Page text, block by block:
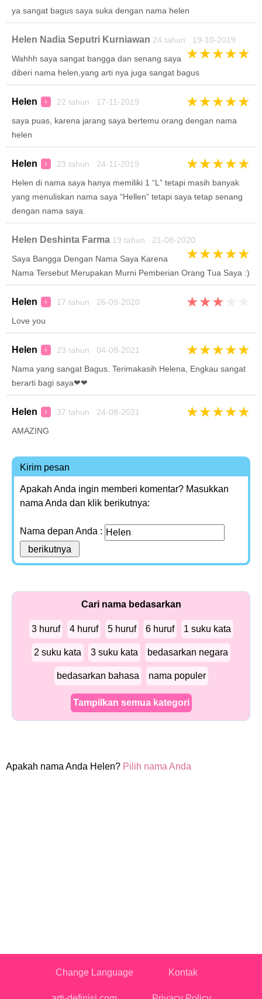
ya sangat bagus saya suka dengan nama helen
Helen Nadia Seputri Kurniawan 24 tahun 19-10-2019
★★★★★
Wahhh saya sangat bangga dan senang saya
diberi nama helen,yang arti nya juga sangat bagus
Helen ♀ 22 tahun 17-11-2019 ★★★★★
saya puas, karena jarang saya bertemu orang dengan nama
helen
Helen ♀ 23 tahun 24-11-2019 ★★★★★
Helen di nama saya hanya memiliki 1 “L” tetapi masih banyak
yang menuliskan nama saya “Hellen” tetapi saya tetap senang
dengan nama saya.
Helen Deshinta Farma 19 tahun 21-08-2020
★★★★★
Saya Bangga Dengan Nama Saya Karena
Nama Tersebut Merupakan Murni Pemberian Orang Tua Saya :)
Helen ♀ 17 tahun 26-09-2020 ★★★
Love you
Helen ♀ 23 tahun 04-08-2021 ★★★★★
Nama yang sangat Bagus. Terimakasih Helena, Engkau sangat
berarti bagi saya❤❤
Helen ♀ 37 tahun 24-08-2021 ★★★★★
AMAZING
Kirim pesan
Apakah Anda ingin memberi komentar? Masukkan
nama Anda dan klik berikutnya:
Nama depan Anda :
Cari nama bedasarkan
3 huruf 4 huruf 5 huruf 6 huruf 1 suku kata
2 suku kata 3 suku kata bedasarkan negara
bedasarkan bahasa nama populer
Tampilkan semua kategori
Apakah nama Anda Helen? Pilih nama Anda
Change Language Kontak